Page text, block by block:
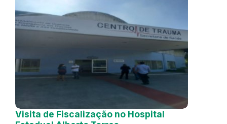
Visita de Fiscalização no Hospital